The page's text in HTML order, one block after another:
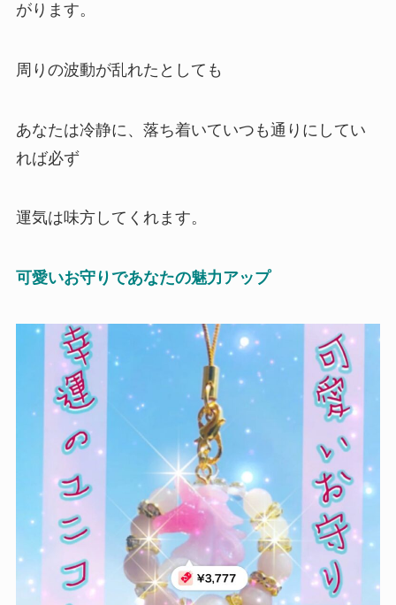
がります。
周りの波動が乱れたとしても
あなたは冷静に、落ち着いていつも通りにしてい
れば必ず
運気は味方してくれます。
可愛いお守りであなたの魅力アップ